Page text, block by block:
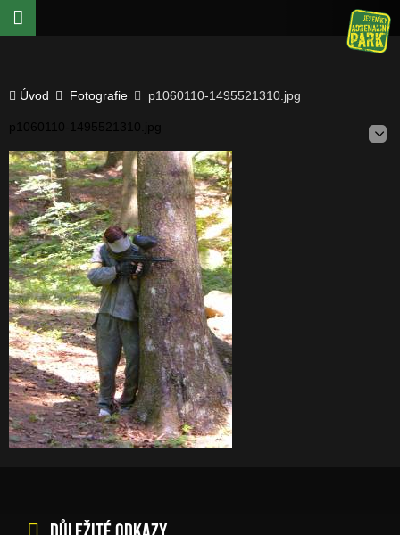
Úvod Fotografie p1060110-1495521310.jpg
p1060110-1495521310.jpg